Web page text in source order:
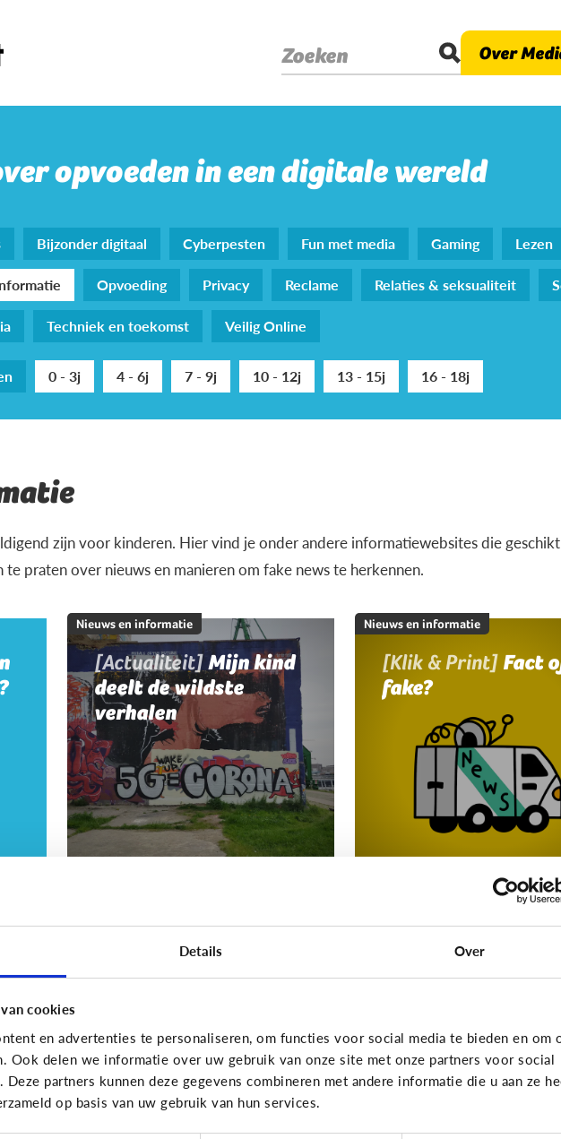
Details Over
cookies
en advertenties te personaliseren, om functies voor social media te bieden en om
Ook delen we informatie over uw gebruik van onze site met onze partners voor social
Deze partners kunnen deze gegevens combineren met andere informatie die u aan ze
op basis van uw gebruik van hun services.
Zoeken Over
opvoeden in een digitale wereld
Bijzonder digitaal Cyberpesten Fun met media Gaming
Lezen
Opvoeding Privacy Reclame Relaties & seksualiteit
Techniek en toekomst Veilig Online
0 - 3j 4 - 6j 7 - 9j 10 - 12j 13 - 15j 16 - 18j
zijn voor kinderen. Hier vind je onder andere informatiewebsites die
praten over nieuws en manieren om fake news te herkennen.
Nieuws en informatie
[Actualiteit]Mijn kind
deelt de wildste
verhalen
Nieuws en informatie
[Klik & Print] Fact
fake?
Nep of echt?
kinderen en